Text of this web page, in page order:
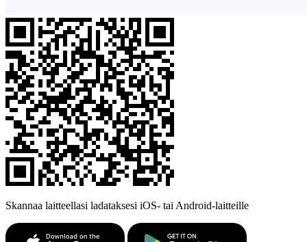
Skannaa laitteellasi ladataksesi iOS- tai Android-laitteille